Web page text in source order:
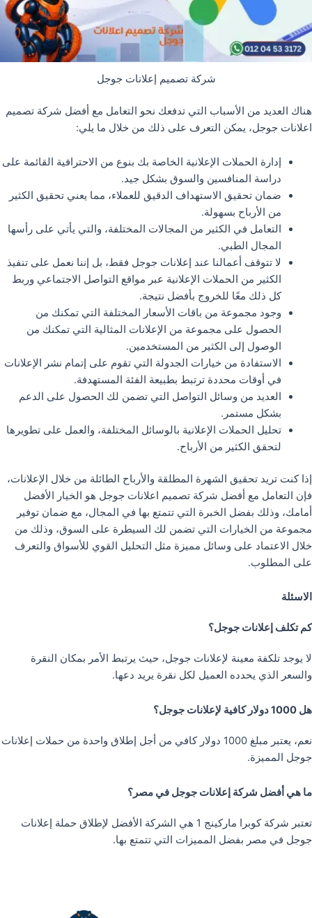
شركة تصميم إعلانات جوجل
هناك العديد من الأسباب التي تدفعك نحو التعامل مع أفضل شركة تصميم
اعلانات جوجل، يمكن التعرف على ذلك من خلال ما يلي:
إدارة الحملات الإعلانية الخاصة بك بنوع من الاحترافية القائمة على
دراسة المنافسين والسوق بشكل جيد.
ضمان تحقيق الاستهداف الدقيق للعملاء، مما يعني تحقيق الكثير
من الأرباح بسهولة.
التعامل في الكثير من المجالات المختلفة، والتي يأتي على رأسها
المجال الطبي.
لا تتوقف أعمالنا عند إعلانات جوجل فقط، بل إننا نعمل على تنفيذ
الكثير من الحملات الإعلانية عبر مواقع التواصل الاجتماعي وربط
كل ذلك معًا للخروج بأفضل نتيجة.
وجود مجموعة من باقات الأسعار المختلفة التي تمكنك من
الحصول على مجموعة من الإعلانات المثالية التي تمكنك من
الوصول إلى الكثير من المستخدمين.
الاستفادة من خيارات الجدولة التي تقوم على إتمام نشر الإعلانات
في أوقات محددة ترتبط بطبيعة الفئة المستهدفة.
العديد من وسائل التواصل التي تضمن لك الحصول على الدعم
بشكل مستمر.
تحليل الحملات الإعلانية بالوسائل المختلفة، والعمل على تطويرها
لتحقق الكثير من الأرباح.
إذا كنت تريد تحقيق الشهرة المطلقة والأرباح الطائلة من خلال الإعلانات،
فإن التعامل مع أفضل شركة تصميم اعلانات جوجل هو الخيار الأفضل
أمامك، وذلك بفضل الخبرة التي تتمتع بها في المجال، مع ضمان توفير
مجموعة من الخيارات التي تضمن لك السيطرة على السوق، وذلك من
خلال الاعتماد على وسائل مميزة مثل التحليل القوي للأسواق والتعرف
على المطلوب.
الاسئلة
كم تكلف إعلانات جوجل؟
لا يوجد تلكفة معينة لإعلانات جوجل، حيث يرتبط الأمر بمكان النقرة
والسعر الذي يحدده العميل لكل نقرة يريد دعها.
هل 1000 دولار كافية لإعلانات جوجل؟
نعم، يعتبر مبلغ 1000 دولار كافي من أجل إطلاق واحدة من حملات إعلانات
جوجل المميزة.
ما هي أفضل شركة إعلانات جوجل في مصر؟
تعتبر شركة كوبرا ماركينج 1 هي الشركة الأفضل لإطلاق حملة إعلانات
جوجل في مصر بفضل المميزات التي تتمتع بها.